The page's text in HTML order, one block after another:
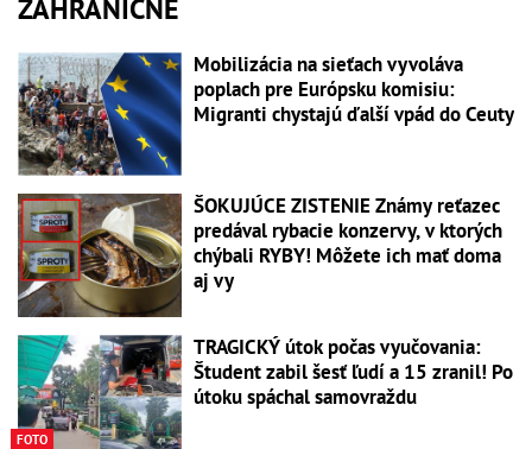
ZAHRANIČNÉ
Mobilizácia na sieťach vyvoláva
poplach pre Európsku komisiu:
Migranti chystajú ďalší vpád do Ceuty
ŠOKUJÚCE ZISTENIE Známy reťazec
predával rybacie konzervy, v ktorých
chýbali RYBY! Môžete ich mať doma
aj vy
FOTO
TRAGICKÝ útok počas vyučovania:
Študent zabil šesť ľudí a 15 zranil! Po
útoku spáchal samovraždu